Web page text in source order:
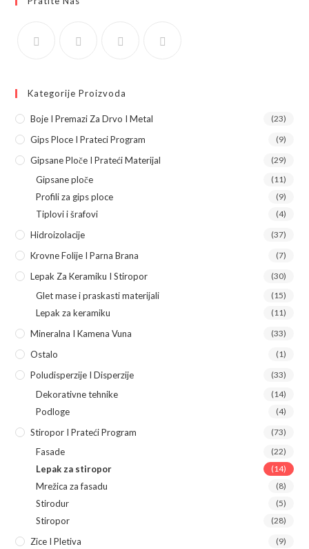
Kategorije Proizvoda
Boje I Premazi Za Drvo I Metal (23)
Gips Ploce I Prateci Program (9)
Gipsane Ploče I Prateći Materijal (29)
Gipsane ploče (11)
Profili za gips ploce (9)
Tiplovi i šrafovi (4)
Hidroizolacije (37)
Krovne Folije I Parna Brana (7)
Lepak Za Keramiku I Stiropor (30)
Glet mase i praskasti materijali (15)
Lepak za keramiku (11)
Mineralna I Kamena Vuna (33)
Ostalo (1)
Poludisperzije I Disperzije (33)
Dekorativne tehnike (14)
Podloge (4)
Stiropor I Prateći Program (73)
Fasade (22)
Lepak za stiropor (14)
Mrežica za fasadu (8)
Stirodur (5)
Stiropor (28)
Zice I Pletiva (9)